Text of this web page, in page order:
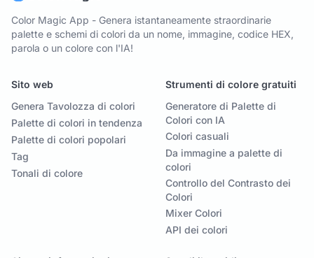
Color Magic App - Genera istantaneamente straordinarie
palette e schemi di colori da un nome, immagine, codice HEX,
parola o un colore con l'IA!
Sito web
Genera Tavolozza di colori
Palette di colori in tendenza
Palette di colori popolari
Tag
Tonali di colore
Strumenti di colore gratuiti
Generatore di Palette di
Colori con IA
Colori casuali
Da immagine a palette di
colori
Controllo del Contrasto dei
Colori
Mixer Colori
API dei colori